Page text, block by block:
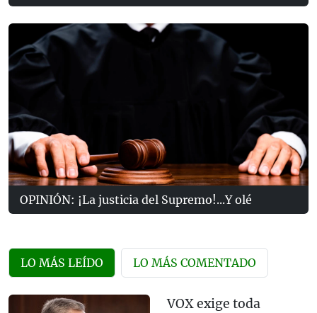
OPINIÓN: ¡La justicia del Supremo!...Y olé
LO MÁS LEÍDO LO MÁS COMENTADO
VOX exige toda